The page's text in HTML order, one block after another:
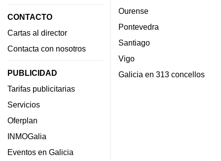
CONTACTO
Cartas al director
Contacta con nosotros
PUBLICIDAD
Tarifas publicitarias
Servicios
Oferplan
INMOGalia
Eventos en Galicia
Ourense
Pontevedra
Santiago
Vigo
Galicia en 313 concellos